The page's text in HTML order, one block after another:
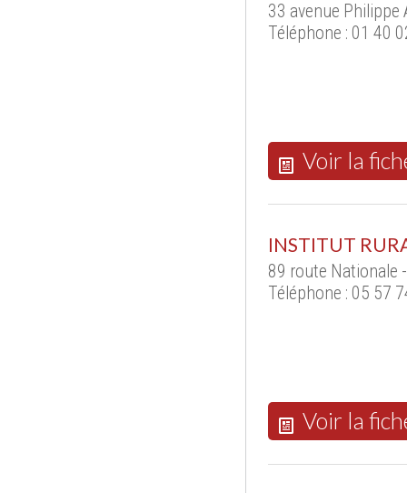
33 avenue Philippe
Téléphone : 01 40
Voir la
INSTITUT
89 route Nationale
Téléphone : 05 57
Voir la